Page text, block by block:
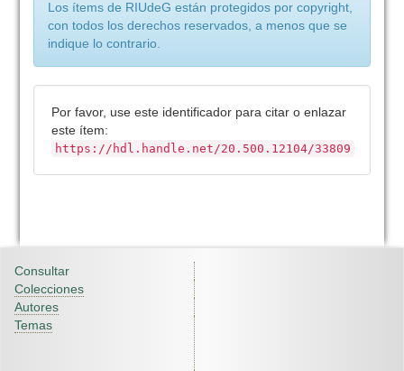
Los ítems de RIUdeG están protegidos por copyright,
con todos los derechos reservados, a menos que se
indique lo contrario.
Por favor, use este identificador para citar o enlazar
este ítem:
https://hdl.handle.net/20.500.12104/33809
Consultar
Colecciones
Autores
Temas